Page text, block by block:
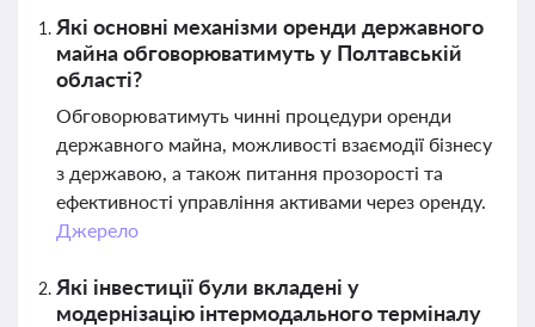
Які основні механізми оренди державного
майна обговорюватимуть у Полтавській
області?
Обговорюватимуть чинні процедури оренди
державного майна, можливості взаємодії бізнесу
з державою, а також питання прозорості та
ефективності управління активами через оренду.
Джерело
Які інвестиції були вкладені у
модернізацію інтермодального терміналу